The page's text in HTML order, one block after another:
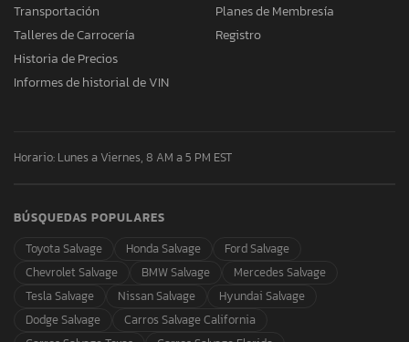
Transportación
Talleres de Carrocería
Historia de Precios
Informes de historial de VIN
Planes de Membresía
Registro
Horario: Lunes a Viernes, 8 AM a 5 PM EST
BÚSQUEDAS POPULARES
Toyota Salvage
Honda Salvage
Ford Salvage
Chevrolet Salvage
BMW Salvage
Mercedes Salvage
Tesla Salvage
Nissan Salvage
Hyundai Salvage
Dodge Salvage
Carros Salvage California